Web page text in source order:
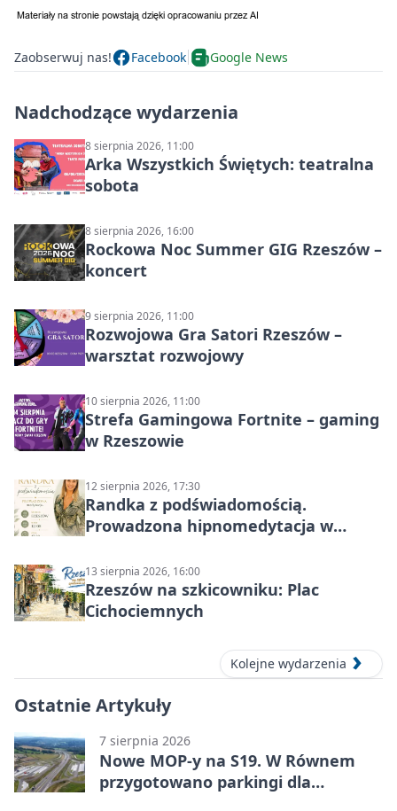
Zaobserwuj nas! Facebook Google News
Nadchodzące wydarzenia
8 sierpnia 2026, 11:00
Arka Wszystkich Świętych: teatralna
sobota
8 sierpnia 2026, 16:00
Rockowa Noc Summer GIG Rzeszów –
koncert
9 sierpnia 2026, 11:00
Rozwojowa Gra Satori Rzeszów –
warsztat rozwojowy
10 sierpnia 2026, 11:00
Strefa Gamingowa Fortnite – gaming
w Rzeszowie
12 sierpnia 2026, 17:30
Randka z podświadomością.
Prowadzona hipnomedytacja w
13 sierpnia 2026, 16:00
Rzeszów na szkicowniku: Plac
Cichociemnych
Kolejne wydarzenia
Ostatnie Artykuły
7 sierpnia 2026
Nowe MOP-y na S19. W Równem
przygotowano parkingi dla